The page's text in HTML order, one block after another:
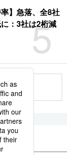
5
率】急落、全8社
：3社は2桁減